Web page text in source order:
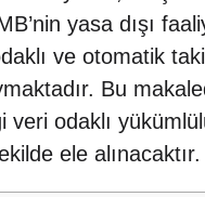
yasa dışı
ve otomatik
Bu
odaklı
ele alınacaktır.